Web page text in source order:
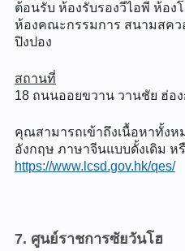
ต้อนรับ ห้องรับรองวีไอพี ห้อง
ห้องคณะกรรมการ สนามสค
ปิงปอง
สถานที่
18 ถนนออยขวาน วานชัย ฮ่อง
คุณสามารถเข้าถึงเนื้อหาทั้งห
อังกฤษ ภาษาจีนแบบดั้งเดิม ห
https://www.lcsd.gov.hk/qes/
7. ศูนย์ราชการซัยวันโฮ